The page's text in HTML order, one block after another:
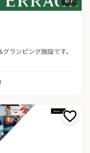
ランピング施設です。